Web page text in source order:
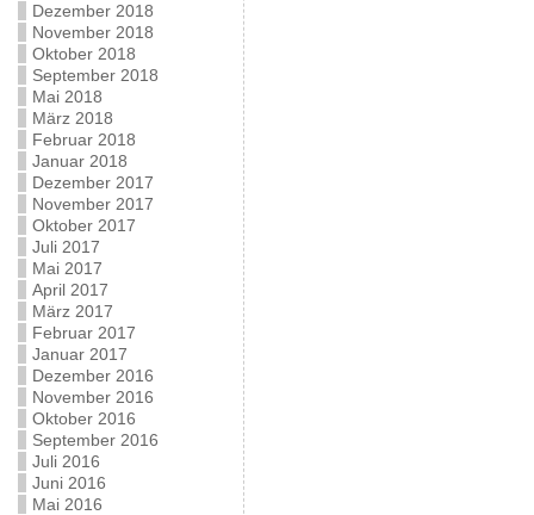
Dezember 2018
November 2018
Oktober 2018
September 2018
Mai 2018
März 2018
Februar 2018
Januar 2018
Dezember 2017
November 2017
Oktober 2017
Juli 2017
Mai 2017
April 2017
März 2017
Februar 2017
Januar 2017
Dezember 2016
November 2016
Oktober 2016
September 2016
Juli 2016
Juni 2016
Mai 2016